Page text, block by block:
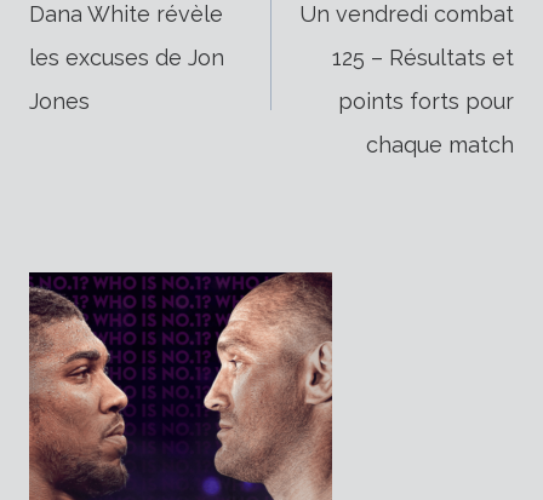
de
Dana White révèle
les excuses de Jon
Jones
Un vendredi combat
125 – Résultats et
points forts pour
chaque match